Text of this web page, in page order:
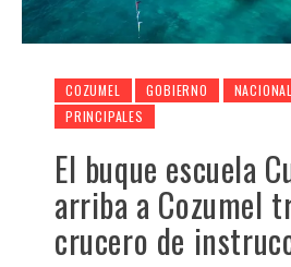
COZUMEL GOBIERNO NACIONAL
PRINCIPALES
El buque escuela
arriba a Cozumel
crucero de